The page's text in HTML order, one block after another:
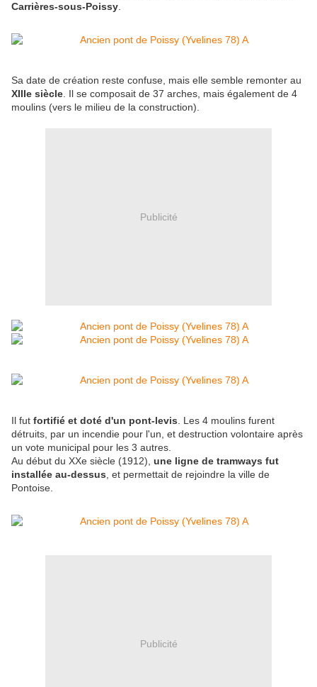
Carrières-sous-Poissy
Sa date de création reste confuse, mais elle semble remonter au
XIIIe siècle . Il se composait de 37 arches, mais également de 4
moulins (vers le milieu de la construction).
Publicité
Il fut fortifié et doté d'un pont-levis . Les 4 moulins furent
détruits, par un incendie pour l'un, et destruction volontaire après
un vote municipal pour les 3 autres.
Au début du XXe siècle (1912), une ligne de tramways fut
installée au-dessus , et permettait de rejoindre la ville de
Pontoise.
Publicité